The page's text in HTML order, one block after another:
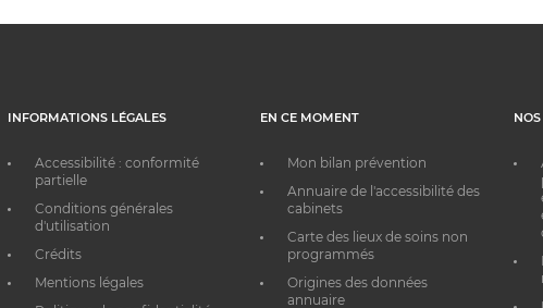
INFORMATIONS LÉGALES
Accessibilité : conformité
partielle
Conditions générales
d'utilisation
Crédits
Mentions légales
EN CE MOMENT
Mon bilan prévention
Annuaire de l'accessibilité des
cabinets
Carte des lieux de soins non
programmés
Origines des données
annuaire